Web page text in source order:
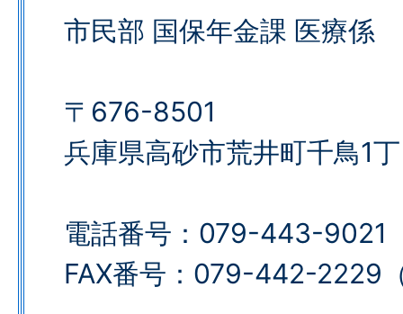
市民部 国保年金課 医療係
〒676-8501
兵庫県高砂市荒井町千鳥1
電話番号：079-443-9021
FAX番号：079-442-2229​​​​​​​